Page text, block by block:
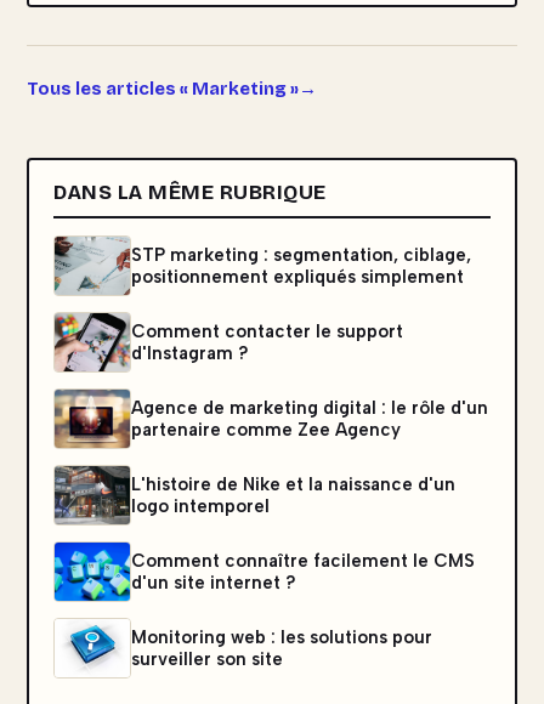
Tous les articles « Marketing »
DANS LA MÊME RUBRIQUE
STP marketing : segmentation, ciblage,
positionnement expliqués simplement
Comment contacter le support
d'Instagram ?
Agence de marketing digital : le rôle d'un
partenaire comme Zee Agency
L'histoire de Nike et la naissance d'un
logo intemporel
Comment connaître facilement le CMS
d'un site internet ?
Monitoring web : les solutions pour
surveiller son site